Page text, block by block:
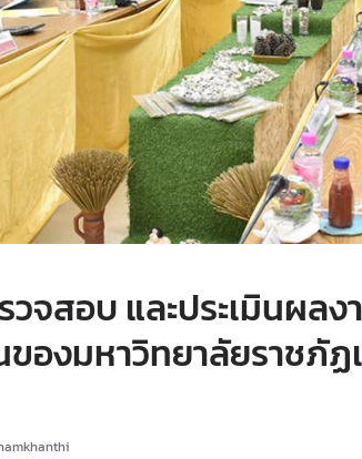
จสอบ และประเมินผล
ของมหาวิทยาลัยราชภัฏ